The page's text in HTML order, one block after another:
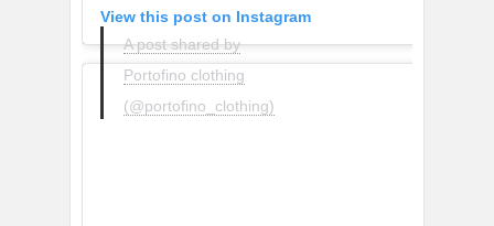
View this post on Instagram
A post shared by
Portofino clothing
(@portofino_clothing)